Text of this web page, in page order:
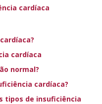
cardíaca
cardíaca
normal?
cardíaca?
tipos de insuficiência
size
Print this page